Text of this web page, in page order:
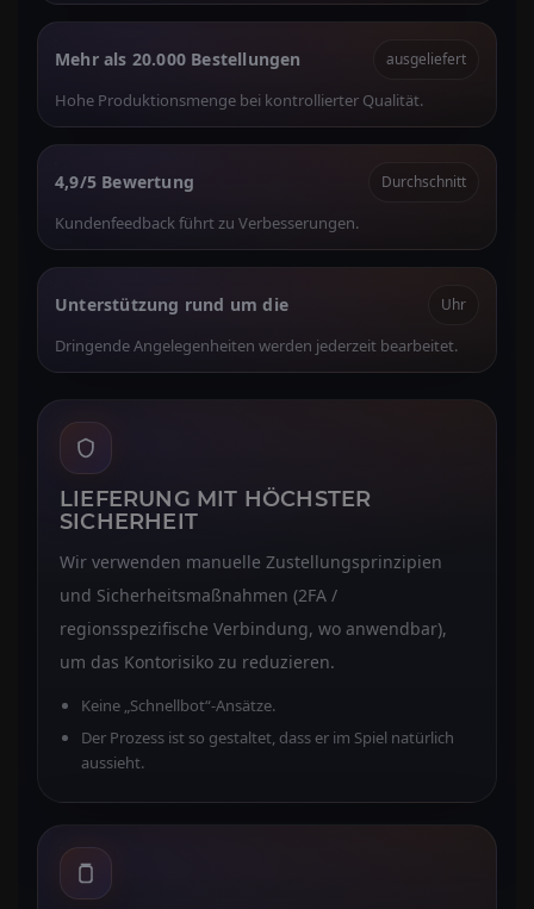
Mehr als 20.000 Bestellungen ausgeliefert
Hohe Produktionsmenge bei kontrollierter Qualität.
4,9/5 Bewertung Durchschnitt
Kundenfeedback führt zu Verbesserungen.
Unterstützung rund um die Uhr
Dringende Angelegenheiten werden jederzeit bearbeitet.
LIEFERUNG MIT HÖCHSTER
SICHERHEIT
Wir verwenden manuelle Zustellungsprinzipien
und Sicherheitsmaßnahmen (2FA /
regionsspezifische Verbindung, wo anwendbar),
um das Kontorisiko zu reduzieren.
Keine „Schnellbot“-Ansätze.
Der Prozess ist so gestaltet, dass er im Spiel natürlich
aussieht.